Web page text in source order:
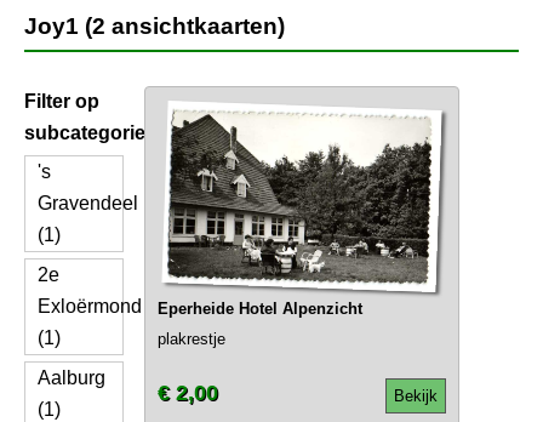
Joy1 (2 ansichtkaarten)
Filter op
subcategorie
's
Gravendeel
(1)
2e
Exloërmond
(1)
Aalburg
(1)
Eperheide Hotel Alpenzicht
plakrestje
Bekijk
€ 2,00